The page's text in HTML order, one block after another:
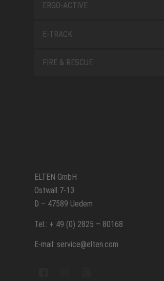
ERGO-ACTIVE
E-TRACK
FIRE & RESCUE
ELTEN GmbH
Ostwall 7-13
D – 47589 Uedem
Tel.: + 49 (0) 2825 – 80168
E-mail: service@elten.com